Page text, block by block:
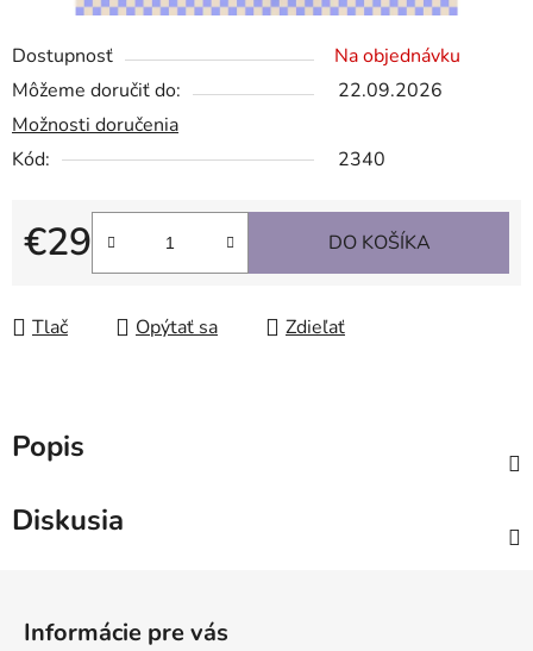
Dostupnosť
Na objednávku
Môžeme doručiť do:
22.09.2026
Možnosti doručenia
Kód:
2340
€29
Jednotková cena:
DO KOŠÍKA
Tlač Opýtať sa Zdieľať
Popis
Diskusia
Informácie pre vás